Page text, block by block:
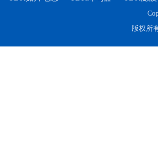
版权所